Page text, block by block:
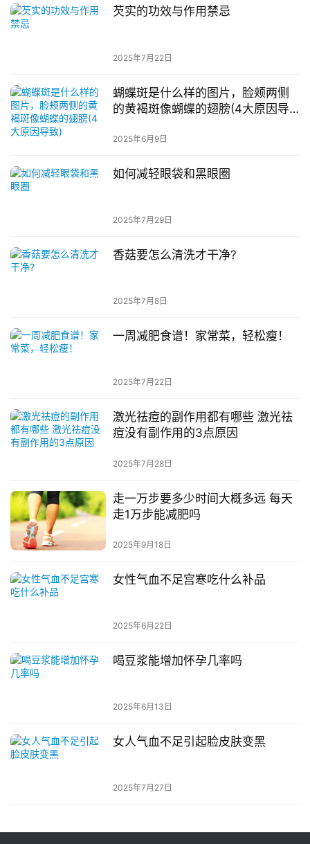
芡实的功效与作用禁忌
2025年7月22日
蝴蝶斑是什么样的图片，脸颊两侧
的黄褐斑像蝴蝶的翅膀(4大原因导
2025年6月9日
如何减轻眼袋和黑眼圈
2025年7月29日
香菇要怎么清洗才干净?
2025年7月8日
一周减肥食谱！家常菜，轻松瘦！
2025年7月22日
激光祛痘的副作用都有哪些 激光祛
痘没有副作用的3点原因
2025年7月28日
走一万步要多少时间大概多远 每天
走1万步能减肥吗
2025年9月18日
女性气血不足宫寒吃什么补品
2025年6月22日
喝豆浆能增加怀孕几率吗
2025年6月13日
女人气血不足引起脸皮肤变黑
2025年7月27日